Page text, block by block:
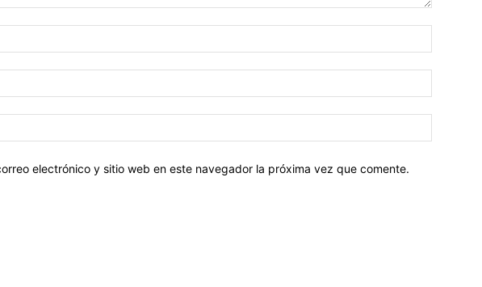
electrónico y sitio web en este navegador la próxima vez que comente.